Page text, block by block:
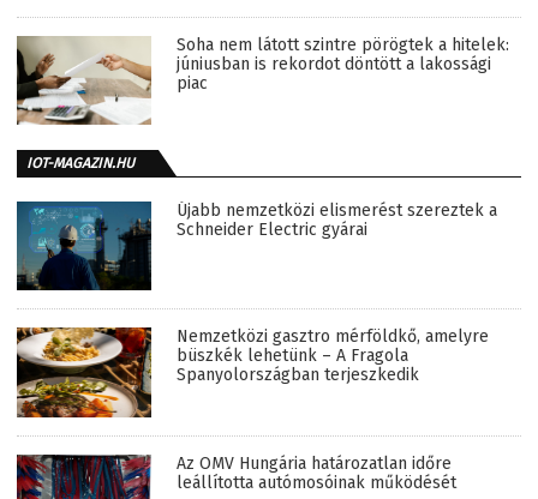
Soha nem látott szintre pörögtek a hitelek:
júniusban is rekordot döntött a lakossági
piac
IOT-MAGAZIN.HU
Újabb nemzetközi elismerést szereztek a
Schneider Electric gyárai
Nemzetközi gasztro mérföldkő, amelyre
büszkék lehetünk – A Fragola
Spanyolországban terjeszkedik
Az OMV Hungária határozatlan időre
leállította autómosóinak működését